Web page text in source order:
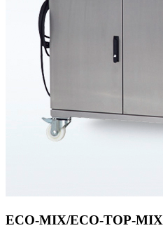
ECO-MIX/ECO-TOP-MIX